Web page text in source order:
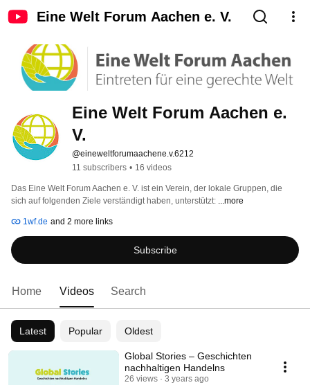
Eine Welt Forum Aachen e. V.
Eine Welt Forum Aachen e.
V.
@eineweltforumaachene.v.6212
11 subscribers • 16 videos
Das Eine Welt Forum Aachen e. V. ist ein Verein, der lokale Gruppen, die
sich auf folgenden Ziele verständigt haben, unterstützt: ...more
1wf.de and 2 more links
Subscribe
Home Videos Search
Latest Popular Oldest
Global Stories – Geschichten
nachhaltigen Handelns
26 views 3 years ago